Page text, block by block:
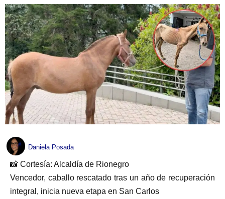
Daniela Posada
📸 Cortesía: Alcaldía de Rionegro
Vencedor, caballo rescatado tras un año de recuperación
integral, inicia nueva etapa en San Carlos